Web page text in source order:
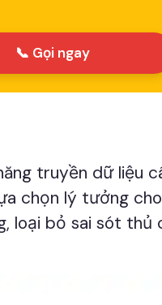
📞 Gọi ngay
truyền dữ liệu
chọn lý tưởng
loại bỏ sai sót thủ